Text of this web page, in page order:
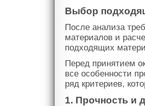
Выбор
После анализа
материалов и
подходящих
Перед принятием
все особенности
ряд критериев,
1. Прочность и